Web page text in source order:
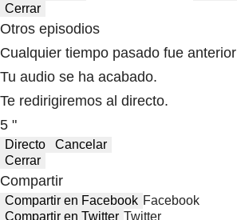
Cerrar
Otros episodios
Cualquier tiempo pasado fue anterior
Tu audio se ha acabado.
Te redirigiremos al directo.
5 "
Directo
Cancelar
Cerrar
Compartir
Compartir en Facebook Facebook
Compartir en Twitter Twitter